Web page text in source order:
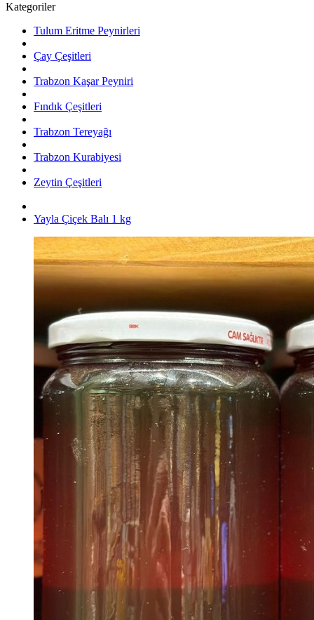
Kategoriler
Tulum Eritme Peynirleri
Çay Çeşitleri
Trabzon Kaşar Peyniri
Fındık Çeşitleri
Trabzon Tereyağı
Trabzon Kurabiyesi
Zeytin Çeşitleri
Yayla Çiçek Balı 1 kg